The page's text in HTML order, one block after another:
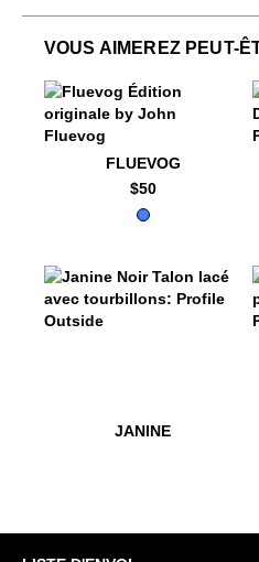
VOUS AIMEREZ PEUT-
FLUEVOG
$50
JANINE